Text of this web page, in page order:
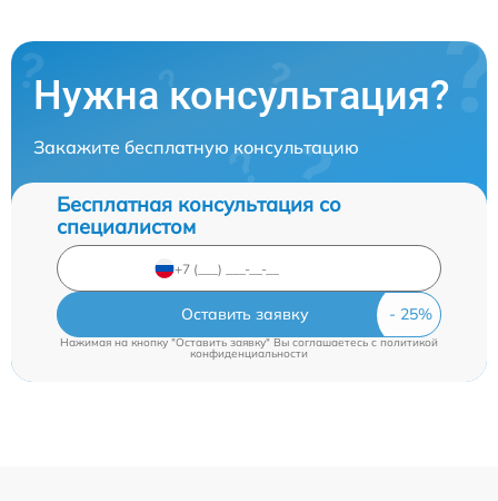
Нужна консультация?
Закажите бесплатную консультацию
Бесплатная консультация со
специалистом
Оставить заявку
Нажимая на кнопку "Оставить заявку" Вы соглашаетесь c политикой
конфиденциальности